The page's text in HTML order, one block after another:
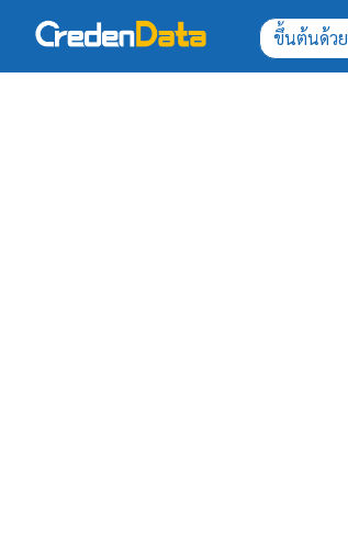
ขึ้นต้นด้วย